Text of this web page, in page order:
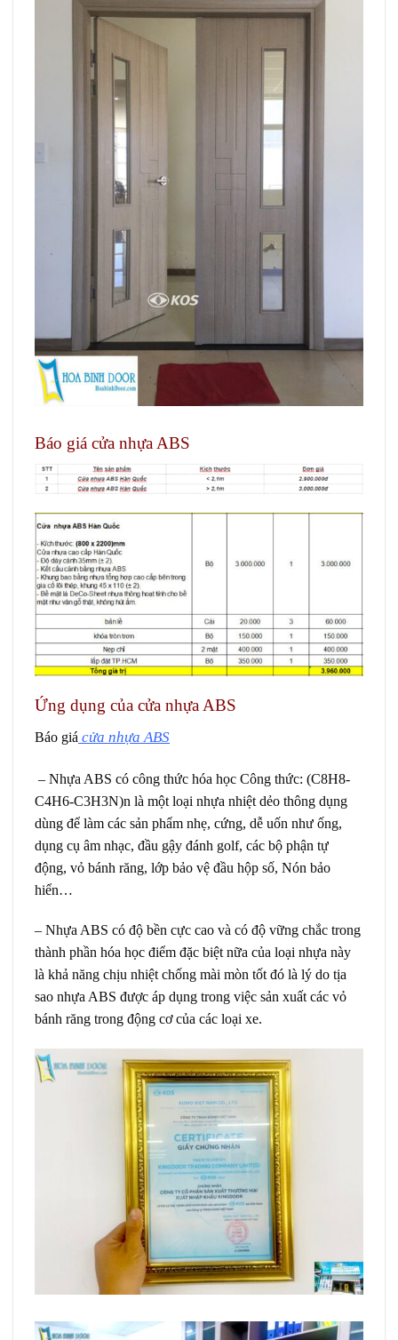
Báo giá cửa nhựa ABS
Ứng dụng của cửa nhựa ABS
Báo giá cửa nhựa ABS
– Nhựa ABS có công thức hóa học Công thức: (C8H8-
C4H6-C3H3N)n là một loại nhựa nhiệt dẻo thông dụng
dùng để làm các sản phẩm nhẹ, cứng, dễ uốn như ống,
dụng cụ âm nhạc, đầu gậy đánh golf, các bộ phận tự
động, vỏ bánh răng, lớp bảo vệ đầu hộp số, Nón bảo
hiển…
– Nhựa ABS có độ bền cực cao và có độ vững chắc trong
thành phần hóa học điểm đặc biệt nữa của loại nhựa này
là khả năng chịu nhiệt chống mài mòn tốt đó là lý do tịa
sao nhựa ABS được áp dụng trong việc sản xuất các vỏ
bánh răng trong động cơ của các loại xe.